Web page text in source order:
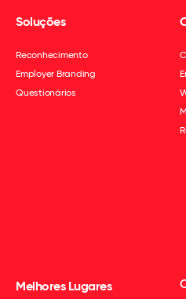
Soluções
Reconhecimento
Employer Branding
Questionários
Melhores Lugares